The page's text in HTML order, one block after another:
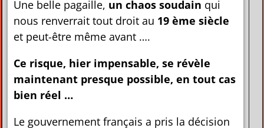
Une belle pagaille, un chaos soudain qui
nous renverrait tout droit au 19 ème siècle
et peut-être même avant ….
Ce risque, hier impensable, se révèle
maintenant presque possible, en tout cas
bien réel …
Le gouvernement français a pris la décision